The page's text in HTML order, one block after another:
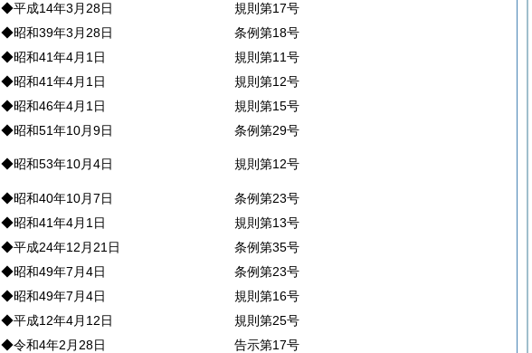
◆平成14年3月28日
規則第17号
◆昭和39年3月28日
条例第18号
◆昭和41年4月1日
規則第11号
◆昭和41年4月1日
規則第12号
◆昭和46年4月1日
規則第15号
◆昭和51年10月9日
条例第29号
◆昭和53年10月4日 規則第12号
◆昭和40年10月7日
条例第23号
◆昭和41年4月1日
規則第13号
◆平成24年12月21日
条例第35号
◆昭和49年7月4日
条例第23号
◆昭和49年7月4日
規則第16号
◆平成12年4月12日
規則第25号
◆令和4年2月28日 告示第17号